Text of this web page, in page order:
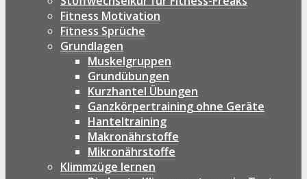
Fitness Motivation
Fitness Sprüche
Grundlagen
Muskelgruppen
Grundübungen
Kurzhantel Übungen
Ganzkörpertraining ohne Geräte
Hanteltraining
Makronährstoffe
Mikronährstoffe
Klimmzüge lernen